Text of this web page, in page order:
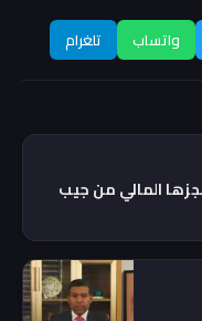
واتساب تلغرام
المالي من جيب